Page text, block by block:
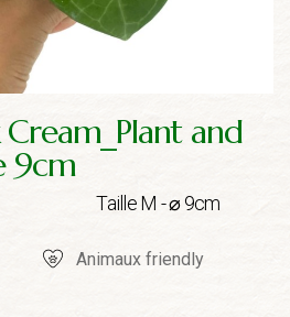
Cream_Plant and
9cm
Taille M - ⌀ 9cm
Animaux friendly